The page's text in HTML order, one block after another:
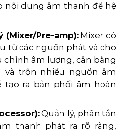
nội dung âm thanh để hệ
(Mixer/Pre-amp):Mixer có
từ các nguồn phát và cho
chỉnh âm lượng, cân bằng
và trộn nhiều nguồn âm
tạo ra bản phối âm hoàn
Quản lý, phân tần
thanh phát ra rõ ràng,